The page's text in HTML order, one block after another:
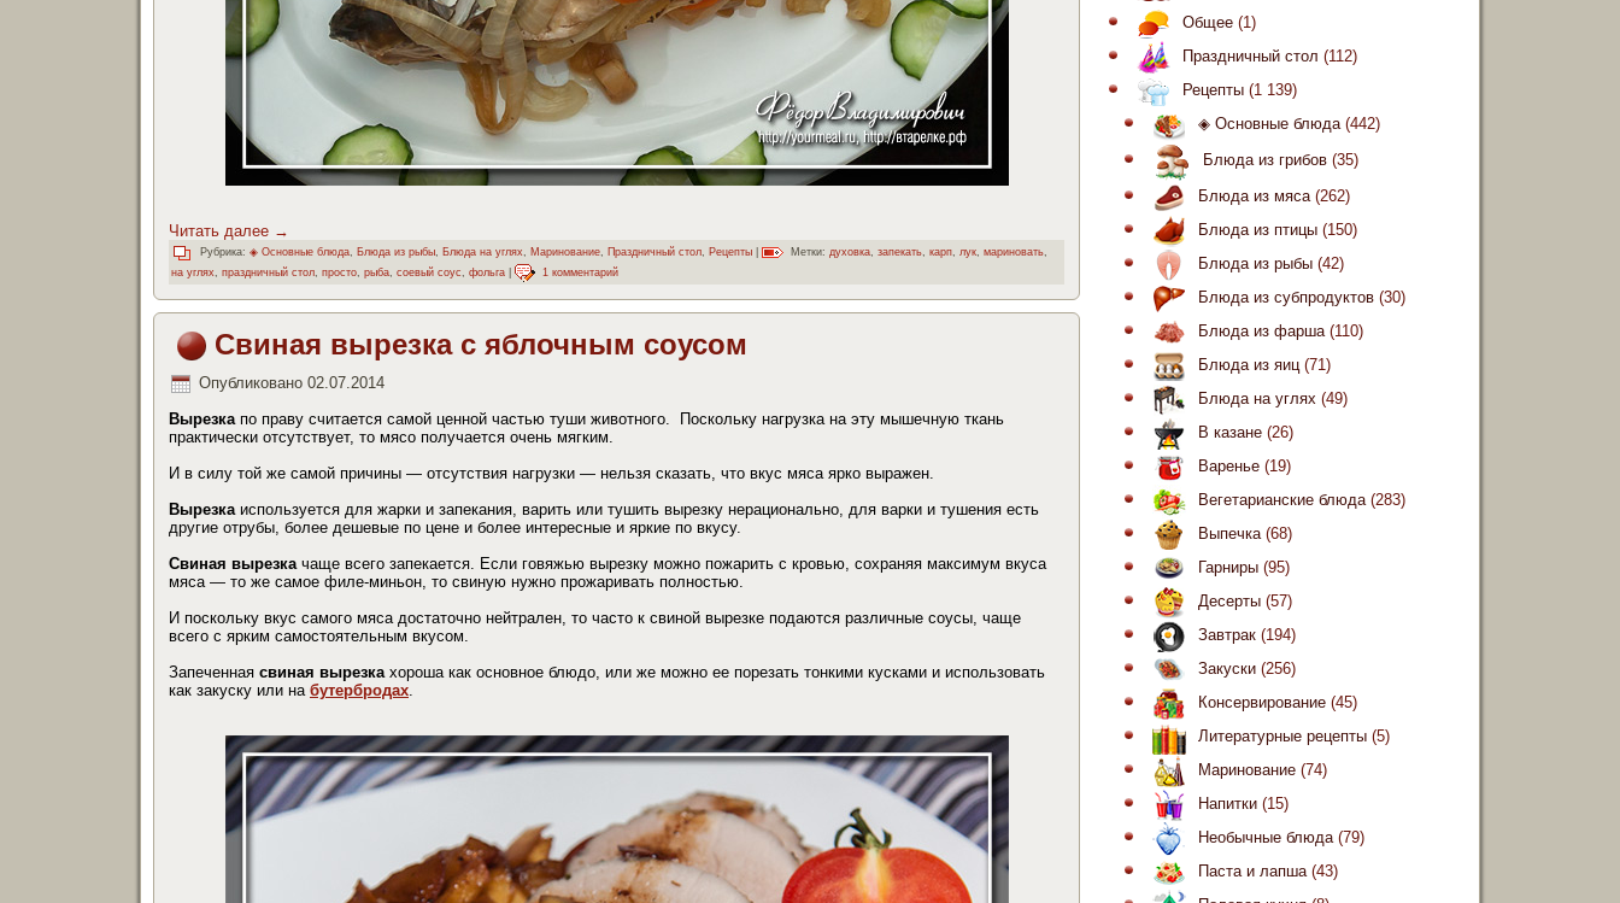
Читать далее →
Рубрика: ◈ Основные блюда, Блюда из рыбы, Блюда на углях, Маринование, Праздничный стол, Рецепты Метки: духовка, запекать, карп, лук, мариновать,
на углях
праздничный стол просто рыба соевый соус фольга 1 комментарий
Свиная вырезка с яблочным соусом
Опубликовано 02.07.2014
Вырезкапо праву считается самой ценной частью туши животного. Поскольку нагрузка на эту мышечную ткань
практически отсутствует, то мясо получается очень мягким.
И в силу той же самой причины — отсутствия нагрузки — нельзя сказать, что вкус мяса ярко выражен.
Вырезкаиспользуется для жарки и запекания, варить или тушить вырезку нерационально, для варки и тушения есть
другие отрубы, более дешевые по цене и более интересные и яркие по вкусу.
Свиная вырезкачаще всего запекается. Если говяжью вырезку можно пожарить с кровью, сохраняя максимум вкуса
мяса — то же самое филе-миньон, то свиную нужно прожаривать полностью.
И поскольку вкус самого мяса достаточно нейтрален, то часто к свиной вырезке подаются различные соусы, чаще
всего с ярким самостоятельным вкусом.
Запеченная свиная вырезкахороша как основное блюдо, или же можно ее порезать тонкими кусками и использовать
как закуску или на бутербродах.
Общее (1)
Праздничный стол (112)
Рецепты (1 139)
◈ Основные блюда(442)
Блюда из грибов (35)
Блюда из мяса(262)
Блюда из птицы (150)
Блюда из рыбы (42)
Блюда из субпродуктов (30)
Блюда из фарша(110)
Блюда из яиц(71)
Блюда на углях (49)
В казане (26)
Варенье (19)
Вегетарианские блюда(283)
Выпечка(68)
Гарниры (95)
Десерты (57)
Завтрак (194)
Закуски (256)
Консервирование (45)
Литературные рецепты (5)
Маринование (74)
Напитки (15)
Необычные блюда(79)
Паста и лапша(43)